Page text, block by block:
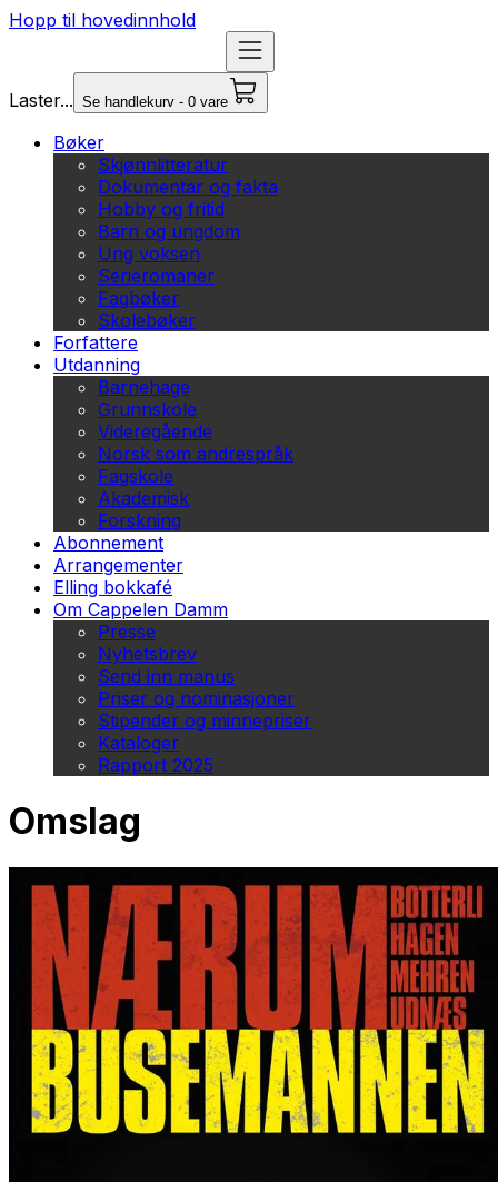
Hopp til hovedinnhold
Laster... Se handlekurv - 0 vare
Bøker
Skjønnlitteratur
Dokumentar og fakta
Hobby og fritid
Barn og ungdom
Ung voksen
Serieromaner
Fagbøker
Skolebøker
Forfattere
Utdanning
Barnehage
Grunnskole
Videregående
Norsk som andrespråk
Fagskole
Akademisk
Forskning
Abonnement
Arrangementer
Elling bokkafé
Om Cappelen Damm
Presse
Nyhetsbrev
Send inn manus
Priser og nominasjoner
Stipender og minnepriser
Kataloger
Rapport 2025
Omslag